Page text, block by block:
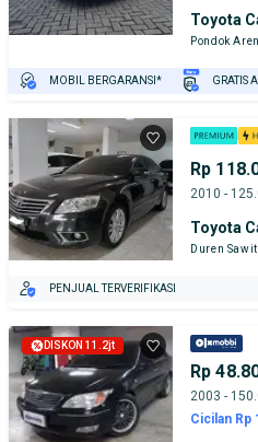
Toyota
Pondok Aren
MOBIL BERGARANSI* GRATIS
Rp
2010 -
Toyota
Duren Sawit
PENJUAL TERVERIFIKASI
DISKON 11.2jt
Rp
2003 -
Cicilan Rp